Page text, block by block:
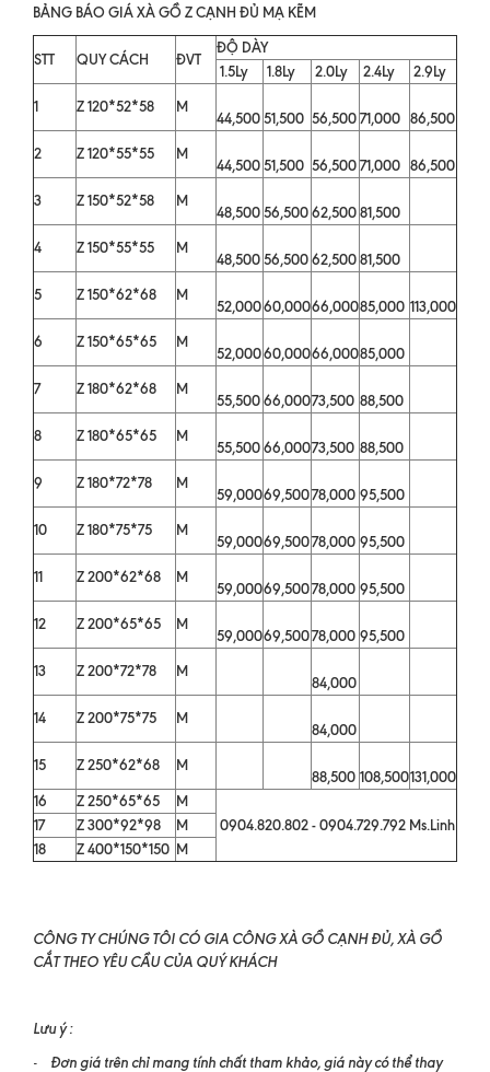
BẢNG BÁO GIÁ XÀ GỒ Z CẠNH ĐỦ MẠ KẼM
STT QUY CÁCH ĐVT
ĐỘ DÀY
1.5Ly
1.8Ly 2.0Ly 2.4Ly
2.9Ly
1
Z 120*52*58 M
44,50051,500 56,50071,000 86,500
2
Z 120*55*55 M
44,50051,500 56,50071,000 86,500
3
Z 150*52*58 M
48,50056,50062,50081,500
4
Z 150*55*55 M
48,50056,50062,50081,500
5
Z 150*62*68 M
52,00060,00066,00085,000 113,000
6
Z 150*65*65 M
52,00060,00066,00085,000
7
Z 180*62*68 M
55,50066,00073,500 88,500
8
Z 180*65*65 M
55,50066,00073,500 88,500
9
Z 180*72*78 M
59,00069,50078,000 95,500
10
Z 180*75*75 M
59,00069,50078,000 95,500
11
Z 200*62*68 M
59,00069,50078,000 95,500
12
Z 200*65*65 M
59,00069,50078,000 95,500
13
Z 200*72*78 M
84,000
14
Z 200*75*75 M
84,000
15
Z 250*62*68 M
88,500 108,500131,000
16
Z 250*65*65
M
0904.820.802 - 0904.729.792 Ms.Linh
17 Z 300*92*98
M
18
Z 400*150*150 M
CÔNG TY CHÚNG TÔI CÓ GIA CÔNG XÀ GỒ CẠNH ĐỦ, XÀ GỒ
CẮT THEO YÊU CẦU CỦA QUÝ KHÁCH
Lưu ý :
- Đơn giá trên chỉ mang tính chất tham khảo, giá này có thể thay